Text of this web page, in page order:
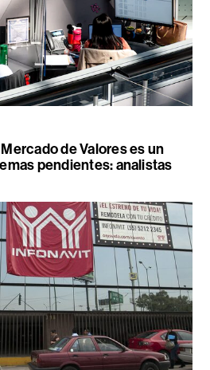
de Valores es un
pendientes: analistas